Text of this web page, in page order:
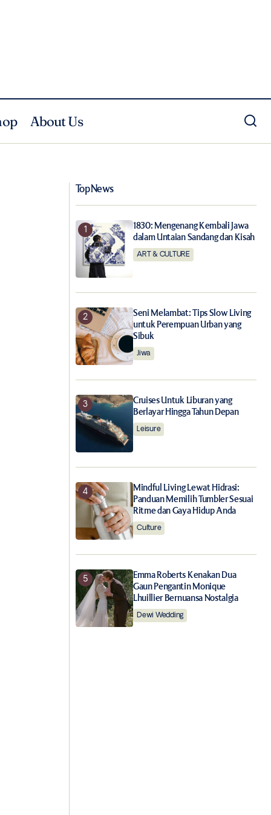
About Us
Top News
1830: Mengenang Kembali Jawa
dalam Untaian Sandang dan Kisah
ART & CULTURE
Seni Melambat: Tips Slow Living
untuk Perempuan Urban yang
Sibuk
Jiwa
Cruises Untuk Liburan yang
Berlayar Hingga Tahun Depan
Leisure
Mindful Living Lewat Hidrasi:
Panduan Memilih Tumbler Sesuai
Ritme dan Gaya Hidup Anda
Culture
Emma Roberts Kenakan Dua
Gaun Pengantin Monique
Lhuillier Bernuansa Nostalgia
Dewi Wedding